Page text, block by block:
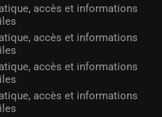
accès et informations
accès et informations
accès et informations
accès et informations